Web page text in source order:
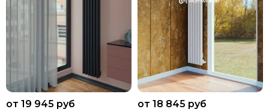
от 19 945 руб от 18 845 руб